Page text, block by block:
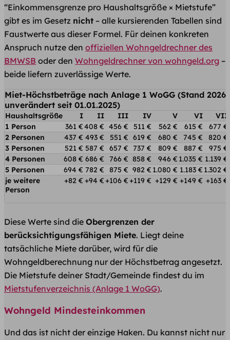
“Einkommensgrenze pro Haushaltsgröße × Mietstufe”
gibt es im Gesetz nicht – alle kursierenden Tabellen sind
Faustwerte aus dieser Formel. Für deinen konkreten
Anspruch nutze den offiziellen Wohngeldrechner des
BMWSB oder den Wohngeldrechner von wohngeld.org –
beide liefern zuverlässige Werte.
Miet-Höchstbeträge nach Anlage 1 WoGG (Stand 2026,
unverändert seit 01.01.2025)
Haushaltsgröße I II III IV V VI
VII
1 Person
361 €408 € 456 € 511 € 562 € 615 €
677 €
2 Personen
437 € 493 € 551 € 619 € 680 € 745 €
820 €
3 Personen
521 € 587 € 657 € 737 € 809 € 887 €
975 €
4 Personen
608 € 686 € 766 € 858 € 946 € 1.035 € 1.139 €
5 Personen
694 € 782 € 875 € 982 € 1.080 € 1.183 € 1.302 €
je weitere
Person
+82 € +94 €+106 €+119 € +129 € +149 € +163 €
Diese Werte sind die Obergrenzen der
berücksichtigungsfähigen Miete. Liegt deine
tatsächliche Miete darüber, wird für die
Wohngeldberechnung nur der Höchstbetrag angesetzt.
Die Mietstufe deiner Stadt/Gemeinde findest du im
Mietstufenverzeichnis (Anlage 1 WoGG).
Wohngeld Mindesteinkommen​
Und das ist nicht der einzige Haken. Du kannst nicht nur